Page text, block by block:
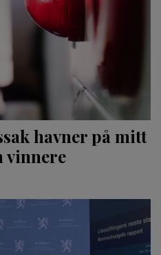
havner på mitt
vinnere